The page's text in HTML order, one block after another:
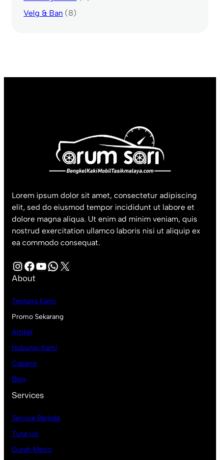
Velg & Ban (8)
Lorem ipsum dolor sit amet, consectetur adipiscing
elit, sed do eiusmod tempor incididunt ut labore et
dolore magna aliqua. Ut enim ad minim veniam, quis
nostrud exercitation ullamco laboris nisi ut aliquip ex
ea commodo consequat.
InstagramFacebook YouTube WhatsApp X
About
Tentang Kami
Promo Sekarang
Artikel
Hubungi Kami
Cabang
Blog
Services
Service Berkala
Tune Up
Gurah Mesin